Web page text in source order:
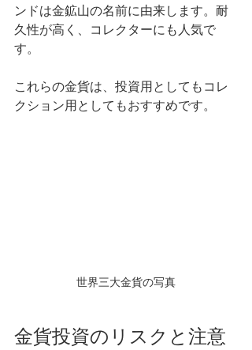
ンドは金鉱山の名前に由来します。耐
久性が高く、コレクターにも人気で
す。
これらの金貨は、投資用としてもコレ
クション用としてもおすすめです。
世界三大金貨の写真
金貨投資のリスクと注意